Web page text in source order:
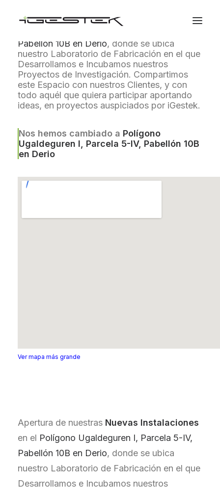
Apertura de nuestrasNuevas Instalaciones
Pabellón 10B en Derio, donde se ubica
nuestro Laboratorio de Fabricación en el que
Desarrollamos e Incubamos nuestros
Proyectos de Investigación. Compartimos
este Espacio con nuestros Clientes, y con
todo aquél que quiera participar aportando
ideas, en proyectos auspiciados por iGestek.
Nos hemos cambiado a Polígono
Ugaldeguren I, Parcela 5-IV, Pabellón 10B
en Derio
Ver mapa más grande
Apertura de nuestras Nuevas Instalaciones
en el Polígono Ugaldeguren I, Parcela 5-IV,
Pabellón 10B en Derio, donde se ubica
nuestro Laboratorio de Fabricación en el que
Desarrollamos e Incubamos nuestros